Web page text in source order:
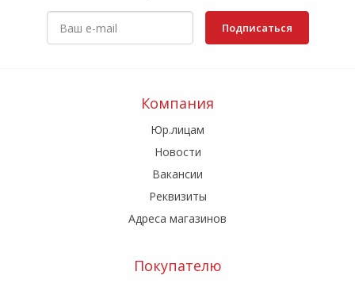
Подписаться
Компания
Юр.лицам
Новости
Вакансии
Реквизиты
Адреса магазинов
Покупателю